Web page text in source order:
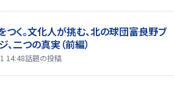
つく。文化人が挑む、北の球団――富良野ブ
、二つの真実（前編）
14:48話題の投稿